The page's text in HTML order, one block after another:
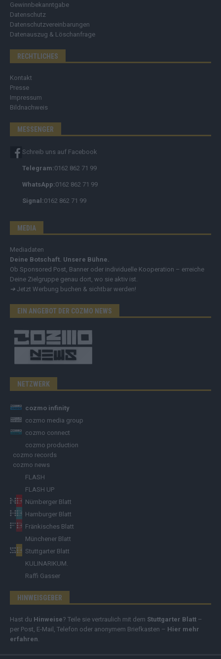
Gewinnbekanntgabe
Datenschutz
Datenschutzvereinbarungen
Datenauszug & Löschanfrage
RECHTLICHES
Kontakt
Presse
Impressum
Bildnachweis
MESSENGER
Schreib uns auf Facebook
Telegram:0162 862 71 99
WhatsApp:0162 862 71 99
Signal:0162 862 71 99
MEDIA
Mediadaten
Deine Botschaft. Unsere Bühne.
Ob Sponsored Post, Banner oder individuelle Kooperation – erreiche
Deine Zielgruppe genau dort, wo sie aktiv ist.
➔ Jetzt Werbung buchen & sichtbar werden!
EIN ANGEBOT DER COZMO NEWS
NETZWERK
cozmo infinity
cozmo media group
cozmo connect
cozmo production
cozmo records
cozmo news
FLASH
FLASH UP
Nürnberger Blatt
Hamburger Blatt
Fränkisches Blatt
Münchener Blatt
Stuttgarter Blatt
KULINARIKUM.
Raffi Gasser
HINWEISGEBER
Hast du Hinweise? Teile sie vertraulich mit dem Stuttgarter Blatt –
per Post, E-Mail, Telefon oder anonymem Briefkasten – Hier mehr
erfahren